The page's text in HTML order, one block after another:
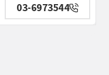
03-6973544